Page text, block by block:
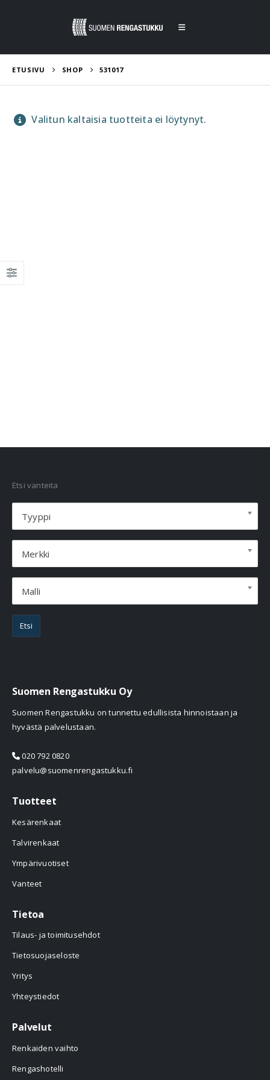
ETUSIVU SHOP 531017
Valitun kaltaisia tuotteita ei löytynyt.
Etsi vanteita
Tyyppi
Merkki
Malli
Etsi
Suomen Rengastukku Oy
Suomen Rengastukku on tunnettu edullisista hinnoistaan ja
hyvästä palvelustaan.
020 792 0820
palvelu@suomenrengastukku.fi
Tuotteet
Kesärenkaat
Talvirenkaat
Ympärivuotiset
Vanteet
Tietoa
Tilaus- ja toimitusehdot
Tietosuojaseloste
Yritys
Yhteystiedot
Palvelut
Renkaiden vaihto
Rengashotelli